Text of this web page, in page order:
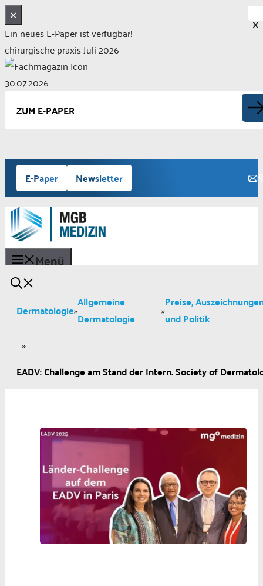
✕
Ein neues E-Paper ist verfügbar!
chirurgische praxis Juli 2026
30.07.2026
ZUM E-PAPER
Zum
Inhalt
springen
E-Paper Newsletter
Menü
Dermatologie»Allgemeine
Dermatologie
»Preise,
und Politik
»
EADV: Challenge am Stand der Intern. Society of
X